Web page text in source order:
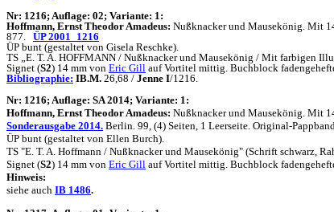
Nr: 1216; Auflage: 02; Variante: 1:
Hoffmann, Ernst Theodor Amadeus: Nußknacker und Mausekönig. Mit
877. ÜP 2001_1216
ÜP bunt (gestaltet von Gisela Reschke).
TS „E. T. A. HOFFMANN / Nußknacker und Mausekönig / Mit farbigen
Signet (S2) 14 mm von Eric Gill auf Vortitel mittig. Buchblock
Bibliographie: IB.M. 26,68 / Jenne I/1216.
Nr: 1216; Auflage: SA 2014; Variante: 1:
Hoffmann, Ernst Theodor Amadeus: Nußknacker und Mausekönig. Mit
Sonderausgabe 2014. Berlin. 99, (4) Seiten, 1 Leerseite. Original-
ÜP bunt (gestaltet von Ellen Burch).
TS "E. T. A. Hoffmann / Nußknacker und Mausekönig" (Schrift schwarz,
Signet (S2) 14 mm von Eric Gill auf Vortitel mittig. Buchblock
Hinweis:
siehe auch IB 1486.